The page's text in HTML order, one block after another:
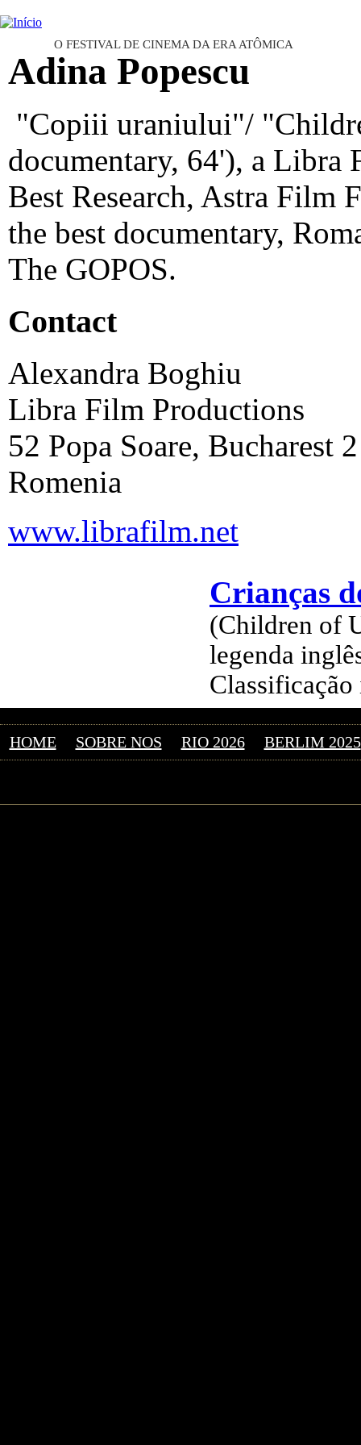
O FESTIVAL DE CINEMA DA ERA ATÔMICA
Adina Popescu
"Copiii uraniului"/
documentary, 64'), a
Best Research, Astra Film
the best documentary,
The GOPOS.
Contact
Alexandra Boghiu
Libra Film Productions
52 Popa Soare, Bucharest 2
Romenia
www.librafilm.net
Crianças
(Children of
legenda
HOME SOBRE NOS RIO 2026 BERLIM 2025